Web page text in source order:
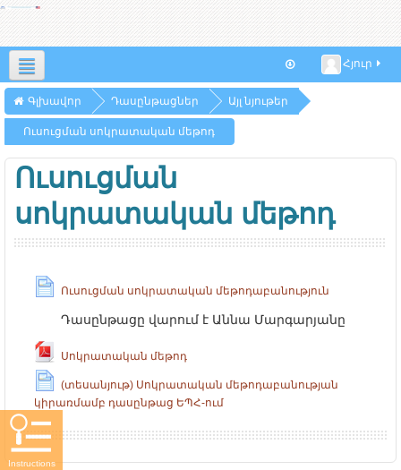
Instructions
Հյուր
Հայերեն ‎(hy)‎
Գլխավոր Դասընթացներ Այլ նյութեր
Ուսուցման սոկրատական մեթոդ
Ուսուցման
սոկրատական մեթոդ
Ուսուցման սոկրատական մեթոդաբանություն
Դասընթացը վարում է Աննա Մարգարյանը
Սոկրատական մեթոդ
(տեսանյութ) Սոկրատական մեթոդաբանության
կիրառմամբ դասընթաց ԵՊՀ-ում